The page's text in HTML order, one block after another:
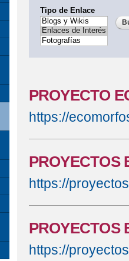
Tipo de Enlace
PROYECTO
https://
PROYECTOS
https://
PROYECTOS
https://